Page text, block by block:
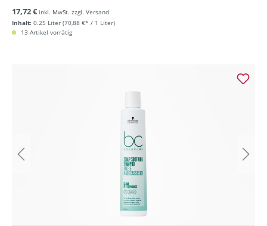
Inhalt: 0.25 Liter (70,88 €* / 1 Liter)
17,72 € inkl. MwSt. zzgl. Versand
13 Artikel vorrätig